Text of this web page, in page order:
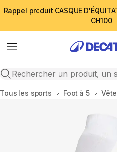
Rappel produit CASQUE
CH100
Menu
Open search
Accueil
Tous les sports Foot à 5